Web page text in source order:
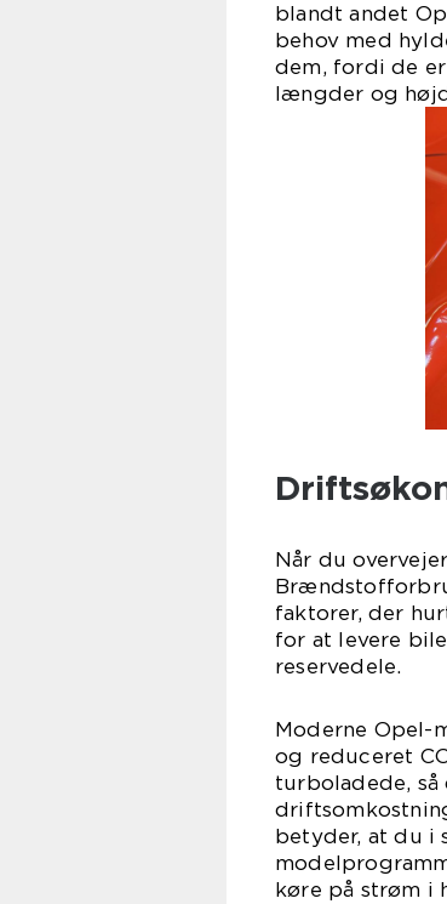
blandt andet
behov med
dem, fordi de
længder og
Når du
faktorer, der
for at levere
reservedele.
Moderne
og reduceret
turboladede,
betyder, at du i
køre på strøm i